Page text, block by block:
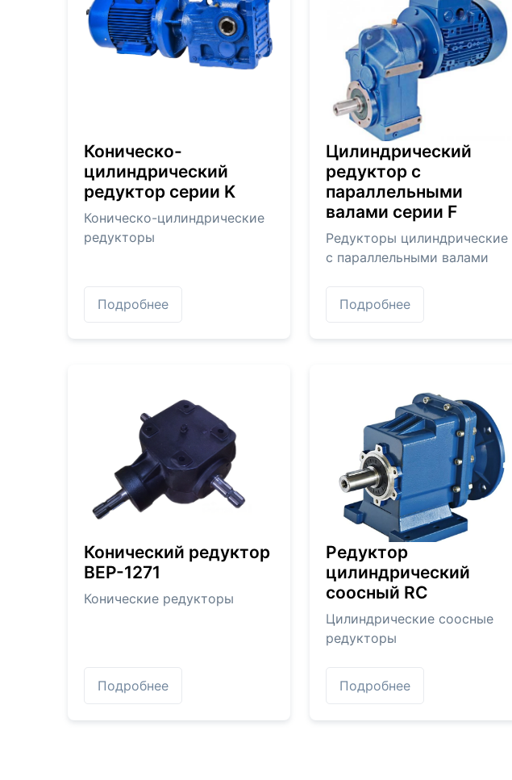
Коническо-
цилиндрический
редуктор серии K
Коническо-цилиндрические
редукторы
Подробнее
Цилиндрический
редуктор с
параллельными
валами серии F
Редукторы цилиндрические
с параллельными валами
Подробнее
Конический редуктор
BEP-1271
Конические редукторы
Подробнее
Редуктор
цилиндрический
соосный RC
Цилиндрические соосные
редукторы
Подробнее